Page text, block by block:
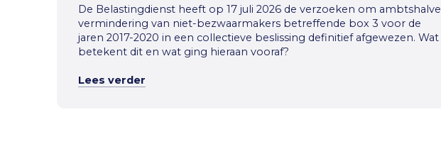
De Belastingdienst heeft op 17 juli 2026 de verzoeken om ambtshalve
vermindering van niet-bezwaarmakers betreffende box 3 voor de
jaren 2017-2020 in een collectieve beslissing definitief afgewezen. Wat
betekent dit en wat ging hieraan vooraf?
Lees verder